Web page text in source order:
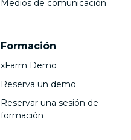
Medios de comunicación
Formación
xFarm Demo
Reserva un demo
Reservar una sesión de
formación